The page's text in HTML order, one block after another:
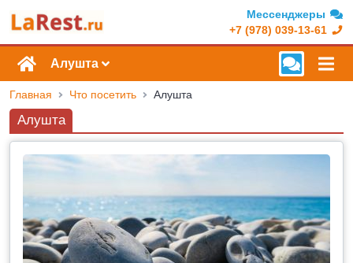
Мессенджеры
+7 (978) 039-13-61
Алушта
Главная Что посетить Алушта
Алушта